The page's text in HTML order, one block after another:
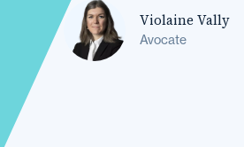
Violaine Vally
Avocate